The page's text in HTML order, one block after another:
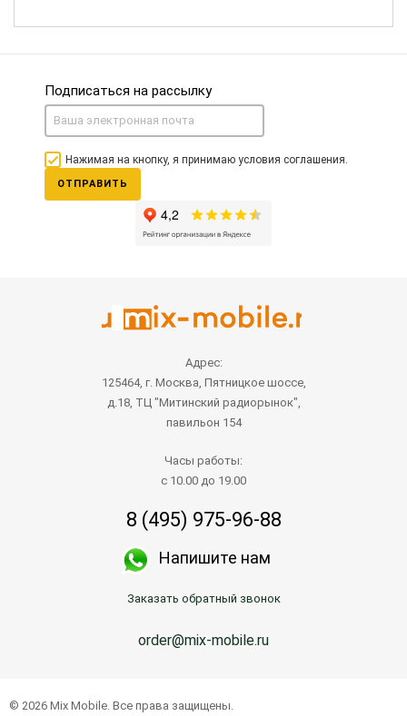
Подписаться на рассылку
Нажимая на кнопку, я принимаю условия соглашения.
ОТПРАВИТЬ
Адрес:
125464, г. Москва, Пятницкое шоссе,
д.18, ТЦ "Митинский радиорынок",
павильон 154
Часы работы:
с 10.00 до 19.00
8 (495) 975-96-88
Напишите нам
Заказать обратный звонок
order@mix-mobile.ru
© 2026 Mix Mobile. Все права защищены.